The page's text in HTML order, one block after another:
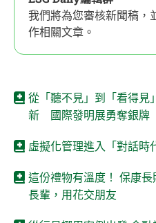
我們將為您審核新聞稿，
作相關文章。
從「聽不見」到「看得見
新 國際發明展勇奪銀牌
虛擬化管理進入「對話時
這份禮物有溫度！ 保康
長輩，用花交朋友